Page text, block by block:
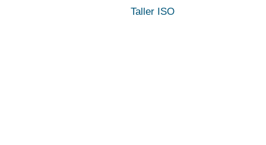
Taller ISO